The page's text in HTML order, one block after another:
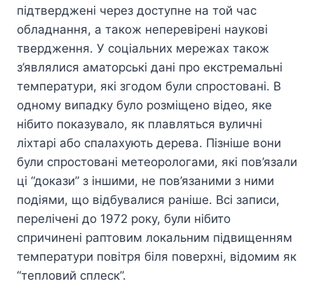
підтверджені через доступне на той час
обладнання, а також неперевірені наукові
твердження. У соціальних мережах також
з’являлися аматорські дані про екстремальні
температури, які згодом були спростовані. В
одному випадку було розміщено відео, яке
нібито показувало, як плавляться вуличні
ліхтарі або спалахують дерева. Пізніше вони
були спростовані метеорологами, які пов’язали
ці “докази” з іншими, не пов’язаними з ними
подіями, що відбувалися раніше. Всі записи,
перелічені до 1972 року, були нібито
спричинені раптовим локальним підвищенням
температури повітря біля поверхні, відомим як
“тепловий сплеск”.